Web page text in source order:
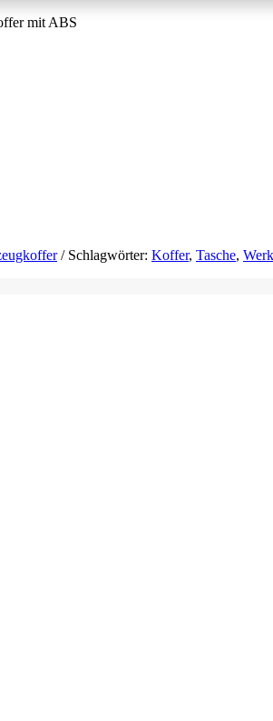
mit ABS
Schlagwörter: Koffer, Tasche,